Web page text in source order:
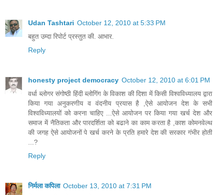
Udan Tashtari October 12, 2010 at 5:33 PM
बहुत उम्दा रिपोर्ट प्रस्तुत की. आभार.
Reply
honesty project democracy October 12, 2010 at 6:01 PM
वर्धा ब्लोगर संगोष्ठी हिंदी ब्लोगिंग के विकाश की दिशा में किसी विश्वविध्यालय द्वारा
किया गया अनुकरणीय व वंदनीय प्रयास है ,ऐसे आयोजन देश के सभी
विश्वविध्यालयों को करना चाहिए ...ऐसे आयोजन पर किया गया खर्च देश और
समाज में नैतिकता और पारदर्शिता को बढाने का काम करता है ,काश कोमनवेल्थ
की जगह ऐसे आयोजनों पे खर्च करने के प्रति हमारे देश की सरकार गंभीर होती
...?
Reply
निर्मला कपिला October 13, 2010 at 7:31 PM